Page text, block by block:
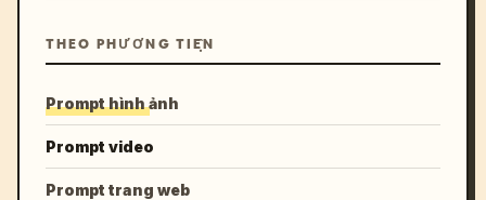
THEO PHƯƠNG TIỆN
Prompt hình ảnh
Prompt video
Prompt trang web